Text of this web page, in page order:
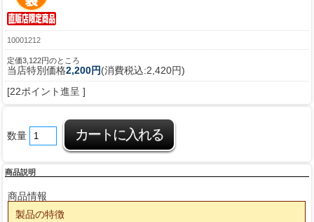
10001212
定価3,122円のところ
当店特別価格2,200円(消費税込:2,420円)
[22ポイント進呈 ]
数量
商品説明
商品情報
製品の特徴